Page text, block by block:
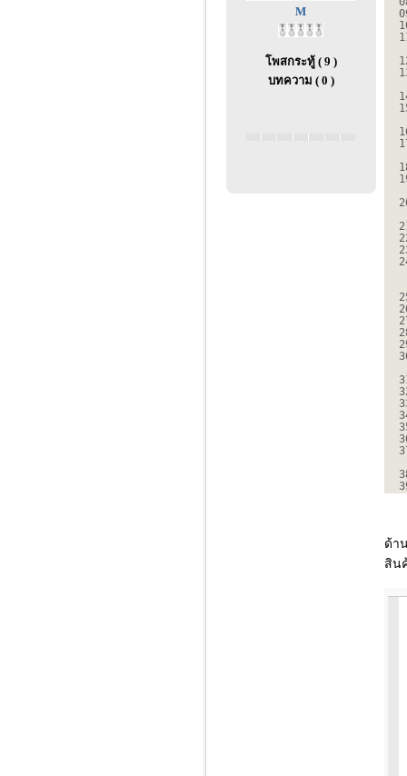
M
โพสกระทู้ ( 9 )
บทความ ( 0 )
ด้า
สิน